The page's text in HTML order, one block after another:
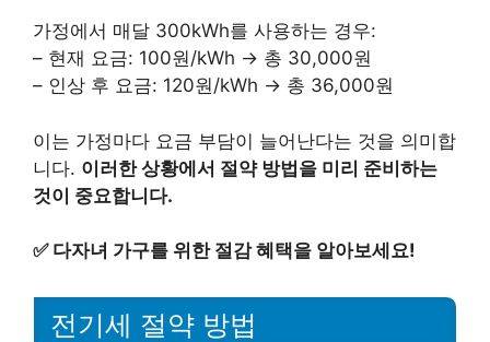
가정에서 매달 300kWh를 사용하는 경우:
– 현재 요금: 100원/kWh → 총 30,000원
– 인상 후 요금: 120원/kWh → 총 36,000원
이는 가정마다 요금 부담이 늘어난다는 것을 의미합
니다. 이러한 상황에서 절약 방법을 미리 준비하는
것이 중요합니다.
✅ 다자녀 가구를 위한 절감 혜택을 알아보세요!
전기세 절약 방법